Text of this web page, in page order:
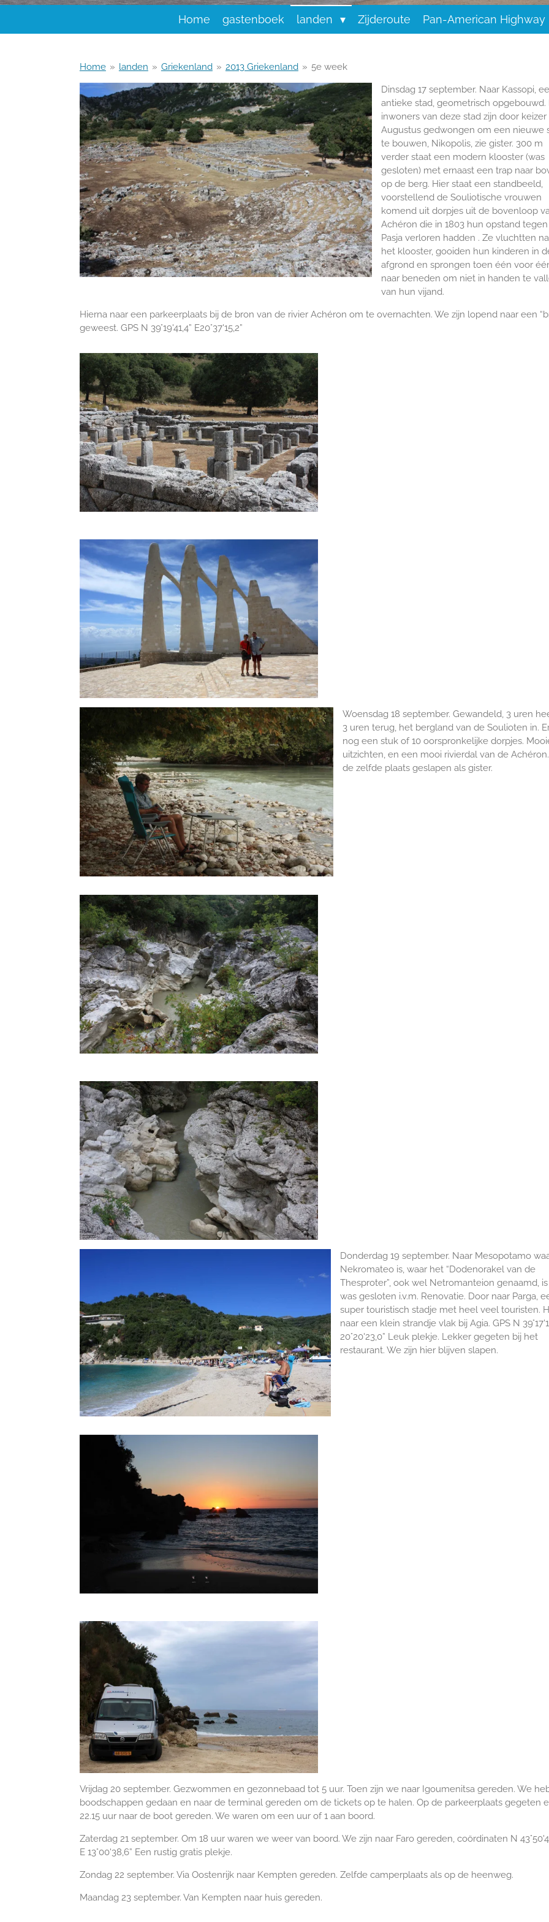
Home gastenboek landen Zijderoute Pan-American Highway
Home » landen » Griekenland » 2013 Griekenland » 5e week
Dinsdag 17 september. Naar Kassopi,
antieke stad, geometrisch opgebouwd.
inwoners van deze stad zijn door keizer
Augustus gedwongen om een nieuwe
te bouwen, Nikopolis, zie gister. 300 m
verder staat een modern klooster (was
gesloten) met ernaast een trap naar
op de berg. Hier staat een standbeeld,
voorstellend de Souliotische vrouwen
komend uit dorpjes uit de bovenloop
Achéron die in 1803 hun opstand tegen
Pasja verloren hadden . Ze vluchtten
het klooster, gooiden hun kinderen in
afgrond en sprongen toen één voor
naar beneden om niet in handen te
van hun vijand.
Hierna naar een parkeerplaats bij de bron van de rivier Achéron om te overnachten. We zijn lopend naar een
geweest. GPS N 39°19'41,4” E20°37'15,2”
Woensdag 18 september. Gewandeld, 3 uren
3 uren terug, het bergland van de Soulioten in.
nog een stuk of 10 oorspronkelijke dorpjes.
uitzichten, en een mooi rivierdal van de
de zelfde plaats geslapen als gister.
Donderdag 19 september. Naar Mesopotamo
Nekromateo is, waar het “Dodenorakel van de
Thesproter”, ook wel Netromanteion genaamd,
was gesloten i.v.m. Renovatie. Door naar Parga,
super touristisch stadje met heel veel touristen.
naar een klein strandje vlak bij Agia. GPS N
20°20'23,0” Leuk plekje. Lekker gegeten bij het
restaurant. We zijn hier blijven slapen.
Vrijdag 20 september. Gezwommen en gezonnebaad tot 5 uur. Toen zijn we naar Igoumenitsa gereden. We
boodschappen gedaan en naar de terminal gereden om de tickets op te halen. Op de parkeerplaats gegeten
22.15 uur naar de boot gereden. We waren om een uur of 1 aan boord.
Zaterdag 21 september. Om 18 uur waren we weer van boord. We zijn naar Faro gereden, coördinaten N
E 13°00'38,6” Een rustig gratis plekje.
Zondag 22 september. Via Oostenrijk naar Kempten gereden. Zelfde camperplaats als op de heenweg.
Maandag 23 september. Van Kempten naar huis gereden.